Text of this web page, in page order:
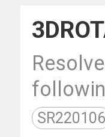
SR220106